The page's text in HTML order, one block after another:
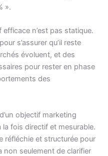
».
efficace n’est pas statique.
s’assurer qu’il reste
évoluent, et des
pour rester en phase
des
objectif marketing
fois directif et mesurable.
réfléchie et structurée pour
seulement de clarifier